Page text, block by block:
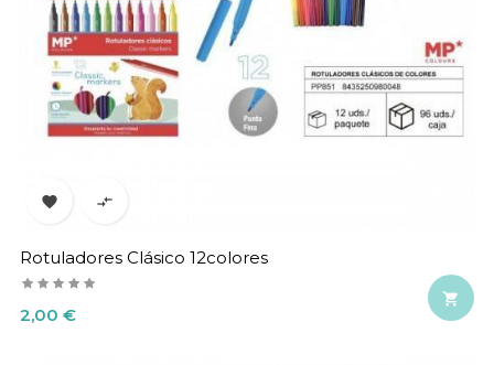
 
Rotuladores Clásico 12colores
Precio
2,00 €
